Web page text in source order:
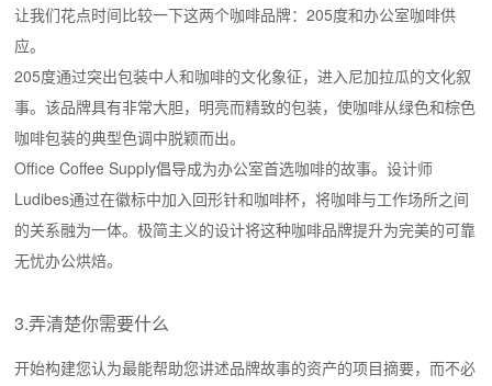
让我们花点时间比较一下这两个咖啡品牌：205度和办公室咖啡供
应。
205度通过突出包装中人和咖啡的文化象征，进入尼加拉瓜的文化叙
事。该品牌具有非常大胆，明亮而精致的包装，使咖啡从绿色和棕色
咖啡包装的典型色调中脱颖而出。
Office Coffee Supply倡导成为办公室首选咖啡的故事。设计师
Ludibes通过在徽标中加入回形针和咖啡杯，将咖啡与工作场所之间
的关系融为一体。极简主义的设计将这种咖啡品牌提升为完美的可靠
无忧办公烘焙。
3.弄清楚你需要什么
开始构建您认为最能帮助您讲述品牌故事的资产的项目摘要，而不必